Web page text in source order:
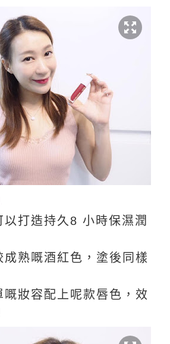
以打造持久8 小時保濕潤
成熟嘅酒紅色，塗後同樣
妝容配上呢款唇色，效